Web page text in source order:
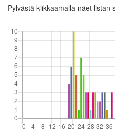
Pylvästä klikkaamalla näet listan